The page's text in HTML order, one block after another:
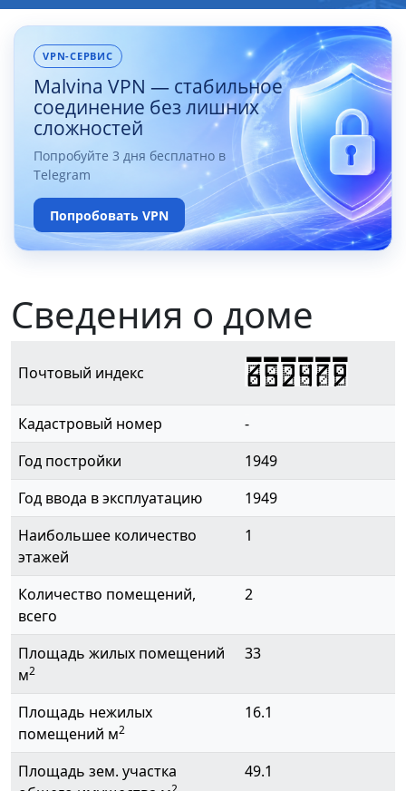
VPN-СЕРВИС
Malvina VPN — стабильное
соединение без лишних
сложностей
Попробуйте 3 дня бесплатно в
Telegram
Попробовать VPN
Сведения о доме
Почтовый индекс 652479
Кадастровый номер
-
Год постройки
1949
Год ввода в эксплуатацию
1949
Наибольшее количество
этажей
1
Количество помещений,
всего
2
Площадь жилых помещений
м2
33
Площадь нежилых
помещений м2
16.1
Площадь зем. участка
49.1